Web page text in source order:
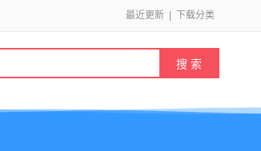
最近更新 下载分类